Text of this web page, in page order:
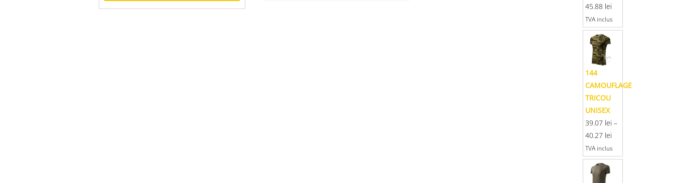
45.88 lei
TVA inclus
144
CAMOUFLAGE
TRICOU
UNISEX
39.07 lei –
40.27 lei
TVA inclus